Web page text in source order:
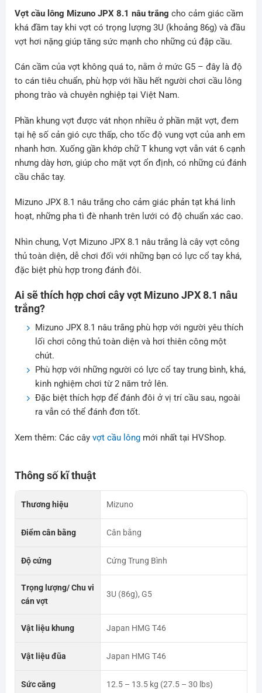
Vợt cầu lông Mizuno JPX 8.1 nâu trắng cho cảm giác cầm
khá đầm tay khi vợt có trọng lượng 3U (khoảng 86g) và đầu
vợt hơi nặng giúp tăng sức mạnh cho những cú đập cầu.
Cán cầm của vợt không quá to, nằm ở mức G5 – đây là độ
to cán tiêu chuẩn, phù hợp với hầu hết người chơi cầu lông
phong trào và chuyên nghiệp tại Việt Nam.
Phần khung vợt được vát nhọn nhiều ở phần mặt vợt, đem
tại hệ số cản gió cực thấp, cho tốc độ vung vợt của anh em
nhanh hơn. Xuống gần khớp chữ T khung vợt vẫn vát 6 cạnh
nhưng dày hơn, giúp cho mặt vợt ổn định, có những cú đánh
cầu chắc tay.
Mizuno JPX 8.1 nâu trắng cho cảm giác phản tạt khá linh
hoạt, những pha tì đè nhanh trên lưới có độ chuẩn xác cao.
Nhìn chung, Vợt Mizuno JPX 8.1 nâu trắng là cây vợt công
thủ toàn diện, dễ chơi đối với những bạn có lực cổ tay khá,
đặc biệt phù hợp trong đánh đôi.
Ai sẽ thích hợp chơi cây vợt Mizuno JPX 8.1 nâu
trắng?
Mizuno JPX 8.1 nâu trắng phù hợp với người yêu thích
lối chơi công thủ toàn diện và hơi thiên công một
chút.
Phù hợp với những người có lực cổ tay trung bình, khá,
kinh nghiệm chơi từ 2 năm trở lên.
Đặc biệt thích hợp để đánh đôi ở vị trí cầu sau, ngoài
ra vẫn có thể đánh đơn tốt.
Xem thêm: Các cây vợt cầu lôngmới nhất tại HVShop.
Thông số kĩ thuật
Thương hiệu Mizuno
Điểm cân bằng Cân bằng
Độ cứng Cứng Trung Bình
Trọng lượng/ Chu vi
cán vợt
3U (86g), G5
Vật liệu khung Japan HMG T46
Vật liệu đũa Japan HMG T46
Sức căng 12.5 – 13.5 kg (27.5 – 30 lbs)